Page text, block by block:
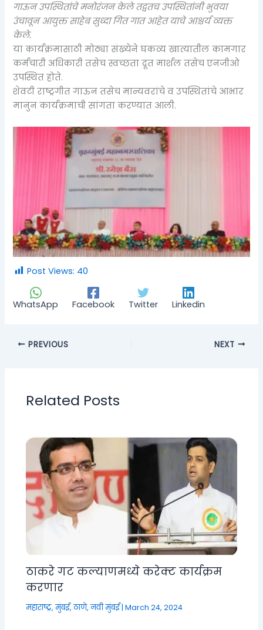
गाऊन उपस्थितांचे मनोरंजन केले तद्वतच उपस्थितांनी भुवया
उंचावून आयुक्त साहेब सुध्दा गित गात आहेत याचे आश्चर्य व्यक्त
केले.
या कार्यक्रमासाठी मोठ्या संख्येने घकव्य खात्यातील कामगार
कर्मचारी अधिकारी तसेच स्वच्छता दूत मार्शल तसेच एनजीओ
उपस्थित होते.
शेवटी राष्ट्रगीत गाऊन तसेच मान्यवरांचे व उपस्थितांचे आभार
मानुन कार्यक्रमाची सांगता करण्यात आली.
Post Views: 40
WhatsApp Facebook Twitter Linkedin
PREVIOUS NEXT
Related Posts
ठाकरे गट कल्याणमध्ये करेक्ट कार्यक्रम
करणार
महाराष्ट्र,मुंबई, ठाणे, नवी मुंबई|March 24, 2024